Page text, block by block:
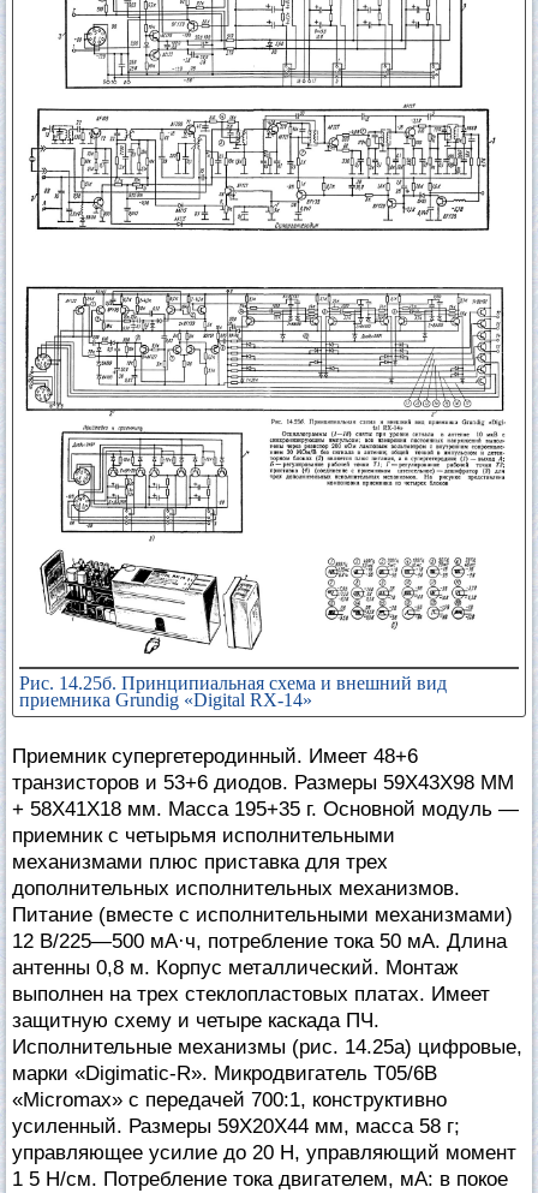
Рис. 14.25б. Принципиальная схема и внешний вид
приемника Grundig «Digital RX-14»
Приемник супергетеродинный. Имеет 48+6
транзисторов и 53+6 диодов. Размеры 59X43X98 ММ
+ 58Х41Х18 мм. Масса 195+35 г. Основной модуль —
приемник с четырьмя исполнительными
механизмами плюс приставка для трех
дополнительных исполнительных механизмов.
Питание (вместе с исполнительными механизмами)
12 В/225—500 мА·ч, потребление тока 50 мА. Длина
антенны 0,8 м. Корпус металлический. Монтаж
выполнен на трех стеклопластовых платах. Имеет
защитную схему и четыре каскада ПЧ.
Исполнительные механизмы (рис. 14.25а) цифровые,
марки «Digimatic-R». Микродвигатель Т05/6В
«Micromax» с передачей 700:1, конструктивно
усиленный. Размеры 59X20X44 мм, масса 58 г;
управляющее усилие до 20 Н, управляющий момент
1 5 Н/см. Потребление тока двигателем, мА: в покое